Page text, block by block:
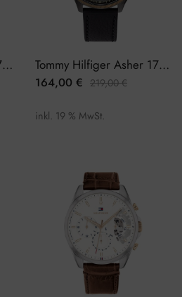
Tommy Hilfiger Alden 1791310 Herrenuhr Tommy Hilfiger Asher 1791854 Herrenuhr
164,00 € 219,00€
inkl. 19 % MwSt.